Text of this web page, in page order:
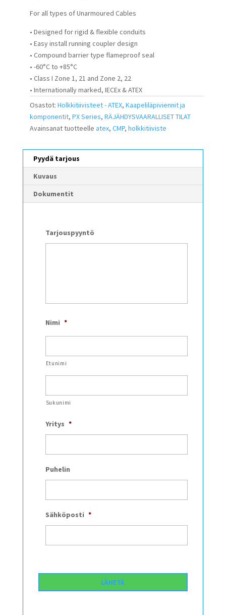
For all types of Unarmoured Cables
• Designed for rigid & flexible conduits
• Easy install running coupler design
• Compound barrier type flameproof seal
• -60°C to +85°C
• Class I Zone 1, 21 and Zone 2, 22
• Internationally marked, IECEx & ATEX
Osastot: Holkkitiivisteet - ATEX, Kaapeliläpiviennit ja
komponentit, PX Series, RÄJÄHDYSVAARALLISET TILAT
Avainsanat tuotteelle atex, CMP, holkkitiiviste
Pyydä tarjous
Kuvaus
Dokumentit
Tarjouspyyntö
Nimi *
Etunimi
Sukunimi
Yritys *
Puhelin
Sähköposti *